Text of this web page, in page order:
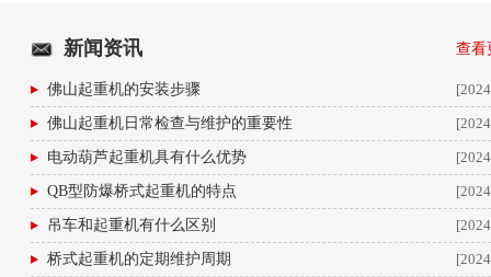
新闻资讯 查看
佛山起重机的安装步骤
佛山起重机日常检查与维护的重要性
电动葫芦起重机具有什么优势
QB型防爆桥式起重机的特点
吊车和起重机有什么区别
桥式起重机的定期维护周期